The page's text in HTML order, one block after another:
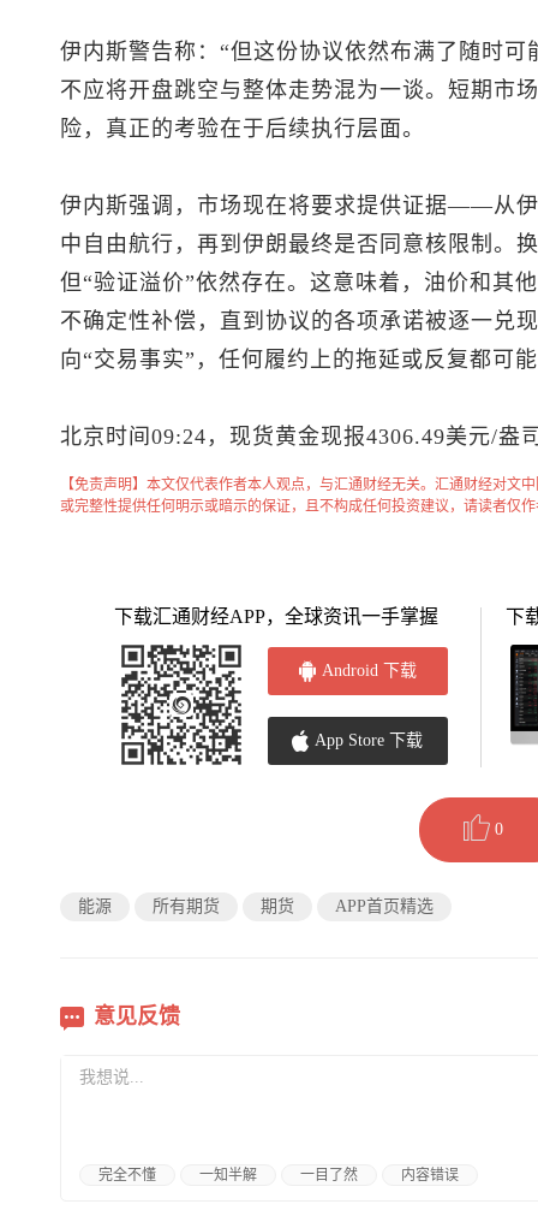
伊内斯警告称：“但这份协议依然布满了随时
不应将开盘跳空与整体走势混为一谈。短期市
险，真正的考验在于后续执行层面。
伊内斯强调，市场现在将要求提供证据——从
中自由航行，再到伊朗最终是否同意核限制。
但“验证溢价”依然存在。这意味着，油价和其
不确定性补偿，直到协议的各项承诺被逐一兑
向“交易事实”，任何履约上的拖延或反复都可
北京时间09:24， 现货黄金现报4306.49美元/盎
【免责声明】本文仅代表作者本人观点，与汇通财经无关。汇通财经对文
或完整性提供任何明示或暗示的保证，且不构成任何投资建议，请读者仅
下载汇通财经APP，全球资讯一手掌握
Android 下载
App Store 下载
下
0
能源 所有期货 期货 APP首页精选
意见反馈
完全不懂 一知半解 一目了然 内容错误